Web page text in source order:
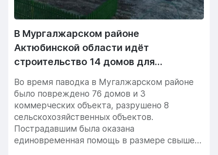
В Мургалжарском районе
Актюбинской области идёт
строительство 14 домов для
пострадавших от паводка
Во время паводка в Мугалжарском районе
было повреждено 76 домов и 3
коммерческих объекта, разрушено 8
сельскохозяйственных объектов.
Пострадавшим была оказана
единовременная помощь в размере свыше